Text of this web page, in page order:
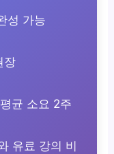
성 가능
장
균 소요 2주
유료 강의 비